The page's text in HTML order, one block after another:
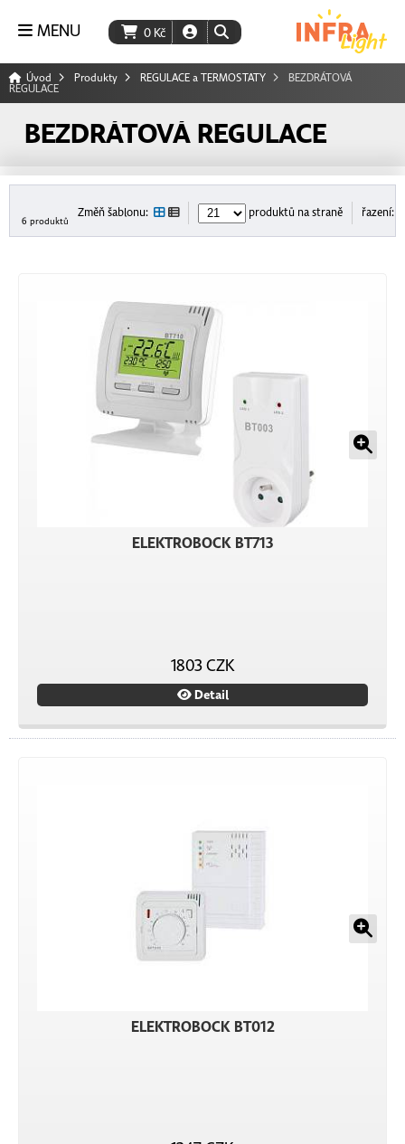
0 Kč
MENU
Úvod Produkty REGULACE a TERMOSTATY BEZDRÁTOVÁ
REGULACE
BEZDRÁTOVÁ REGULACE
6 produktů
Změň šablonu: produktů na straně řazení:
ELEKTROBOCK BT713
1803 CZK
Detail
ELEKTROBOCK BT012